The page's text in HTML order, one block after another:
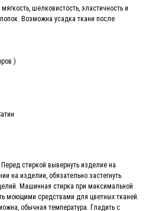
шелковистость, эластичность и
Возможна усадка ткани после
)
стиркой вывернуть изделие на
на изделии, обязательно застегнуть.
Машинная стирка при максимальной
моющими средствами для цветных тканей.
обычная температура. Гладить с